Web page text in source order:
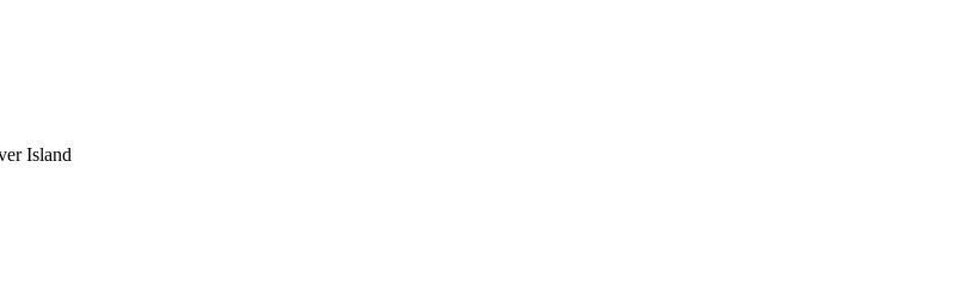
Island